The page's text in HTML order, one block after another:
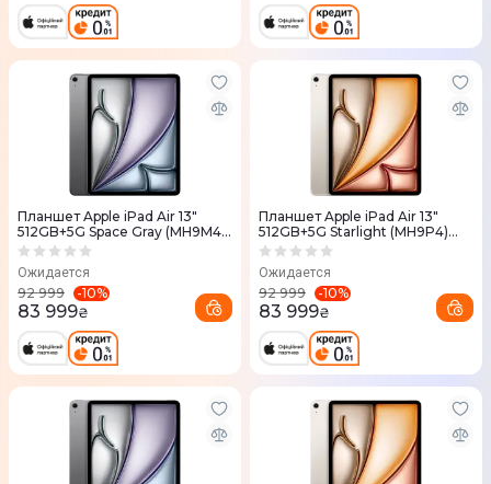
Планшет Apple iPad Air 13"
512GB+5G Space Gray (MH9M4)
2026
Ожидается
92 999 -10%
83 999₴
Планшет Apple iPad Air 13"
512GB+5G Starlight (MH9P4)
2026
Ожидается
92 999 -10%
83 999₴